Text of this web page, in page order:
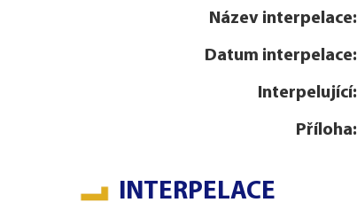
Název interpelace:
Datum interpelace:
Interpelující:
Příloha:
INTERPELACE